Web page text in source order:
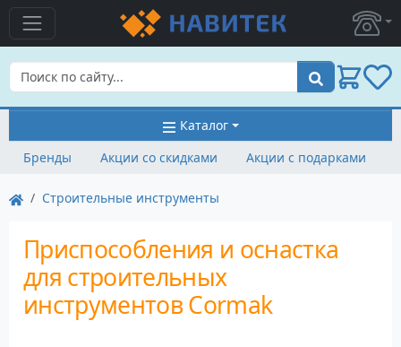
Поиск
Каталог
Бренды
Акции со скидками Акции с подарками
Строительные инструменты
Приспособления и оснастка
для строительных
инструментов Cormak